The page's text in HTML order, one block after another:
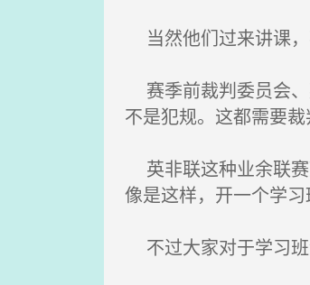
当然他们过来讲课，
赛季前裁判委员会
不是犯规。这都需要
英非联这种业余联
像是这样，开一个学习
不过大家对于学习班